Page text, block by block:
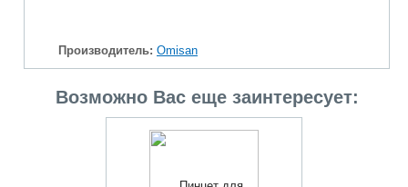
Производитель: Omisan
Возможно Вас еще заинтересует: